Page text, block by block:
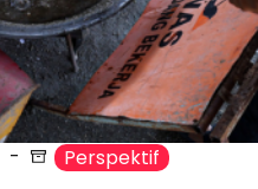
Perspektif